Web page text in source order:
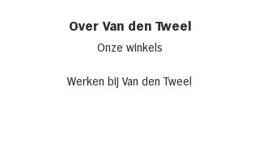
Over Van den Tweel
Onze winkels
Werken bij Van den Tweel